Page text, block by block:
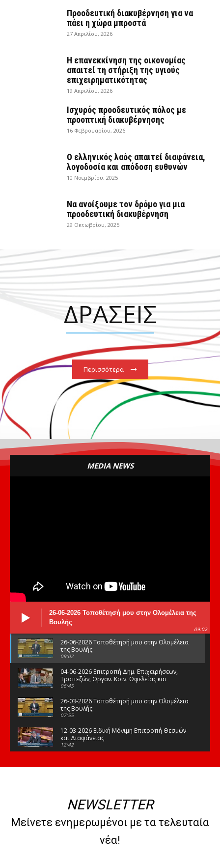
Προοδευτική διακυβέρνηση για να
πάει η χώρα μπροστά
27 Απριλίου, 2026
Η επανεκκίνηση της οικονομίας
απαιτεί τη στήριξη της υγιούς
επιχειρηματικότητας
19 Απριλίου, 2026
Ισχυρός προοδευτικός πόλος με
προοπτική διακυβέρνησης
16 Φεβρουαρίου, 2026
Ο ελληνικός λαός απαιτεί διαφάνεια,
λογοδοσία και απόδοση ευθυνών
10 Νοεμβρίου, 2025
Να ανοίξουμε τον δρόμο για μια
προοδευτική διακυβέρνηση
29 Οκτωβρίου, 2025
ΔΡΑΣΕΙΣ
Περισσότερα
MEDIA NEWS
26-06-2026 Τοποθέτησή μου στην Ολομέλεια της
Βουλής
09:02
26-06-2026 Τοποθέτησή μου στην Ολομέλεια
της Βουλής
09:02
04-06-2026 Επιτροπή Δημ. Επιχειρήσεων,
Τραπεζών, Οργαν. Κοιν. Ωφελείας και
Φορέων Κοινων. Ασφάλισης
06:45
26-03-2026 Τοποθέτησή μου στην Ολομέλεια
της Βουλής
07:55
12-03-2026 Ειδική Μόνιμη Επιτροπή Θεσμών
και Διαφάνειας
12:42
της Βουλής
08:47
10-02-2026 Διαρκής Επιτροπή Μορφωτικών
Υποθέσεων
NEWSLETTER
Μείνετε ενημερωμένοι με τα τελευταία
νέα!